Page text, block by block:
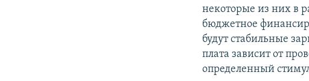
некоторые из них в
бюджетное
будут стабильные
плата зависит от
определенный